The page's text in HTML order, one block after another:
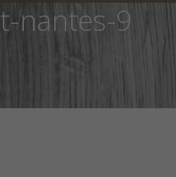
nantes-9